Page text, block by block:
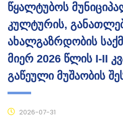
წყალტუბოს
კულტურის,
ახალგაზრდობის
მიერ 2026 წლის I-II
გაწეული მუშაობის
2026-07-31